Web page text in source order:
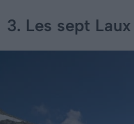
3. Les sept Laux